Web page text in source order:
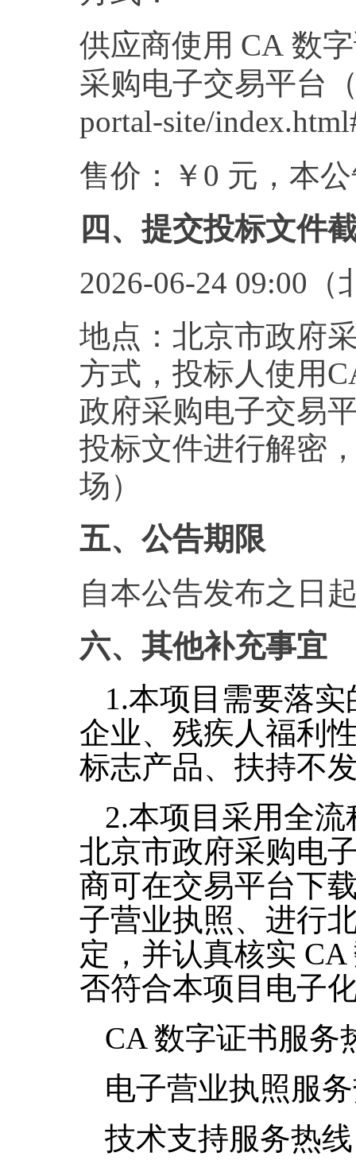
供应商使用 CA 数
采购电子交易平台
portal-site/
售价：￥0 元，本
四、提交投标文件
2026-06-24 09:00（
地点：北京市政府
方式，投标人使用
政府采购电子交易
投标文件进行解密
场）
五、公告期限
自本公告发布之日
六、其他补充事宜
1.本项目需要落
企业、残疾人福利
标志产品、扶持不
2.本项目采用全
北京市政府采购电
商可在交易平台下
子营业执照、进行
定，并认真核实 CA
否符合本项目电子
CA 数字证书服务
电子营业执照服
技术支持服务热线